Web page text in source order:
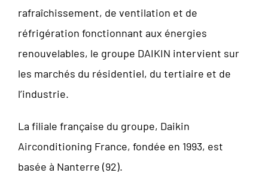
rafraîchissement, de ventilation et de
réfrigération fonctionnant aux énergies
renouvelables, le groupe DAIKIN intervient sur
les marchés du résidentiel, du tertiaire et de
l’industrie.
La filiale française du groupe, Daikin
Airconditioning France, fondée en 1993, est
basée à Nanterre (92).